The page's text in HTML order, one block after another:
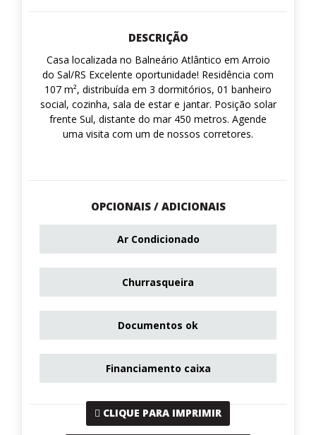
DESCRIÇÃO
Casa localizada no Balneário Atlântico em Arroio
do Sal/RS Excelente oportunidade! Residência com
107 m², distribuída em 3 dormitórios, 01 banheiro
social, cozinha, sala de estar e jantar. Posição solar
frente Sul, distante do mar 450 metros. Agende
uma visita com um de nossos corretores.
OPCIONAIS / ADICIONAIS
Ar Condicionado
Churrasqueira
Documentos ok
Financiamento caixa
CLIQUE PARA IMPRIMIR